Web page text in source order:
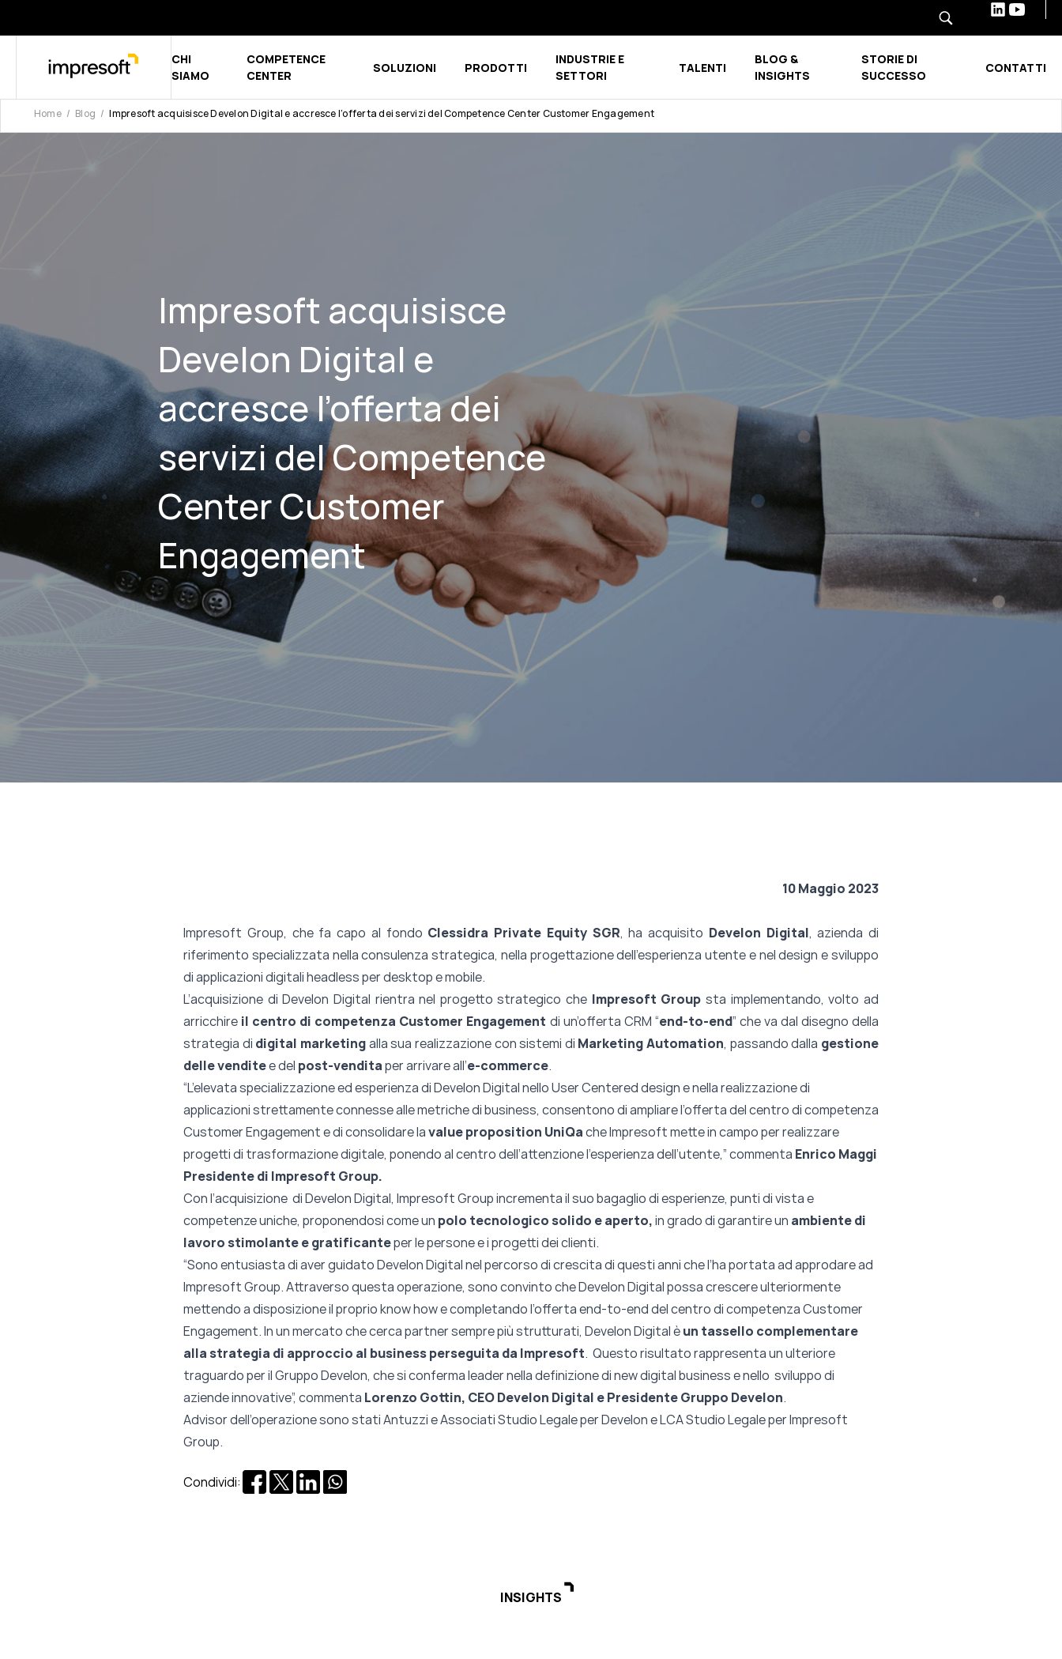
CHI
SIAMO
Show submenu for CHI SIAMO
COMPETENCE
CENTER
Show submenu for COMPETENCE CENTER
SOLUZIONI PRODOTTI Show submenu for PRODOTTI
INDUSTRIE E
SETTORI
Show submenu for INDUSTRIE E SETTORI
TALENTI
BLOG &
INSIGHTS
Show submenu for BLOG & INSIGHTS
STORIE DI
SUCCESSO
CONTATTI
Home Blog Impresoft acquisisce Develon Digital e accresce l’offerta dei servizi del Competence Center Customer Engagement
Impresoft acquisisce
Develon Digital e
accresce l’offerta dei
servizi del Competence
Center Customer
Engagement
10 Maggio 2023
Impresoft Group, che fa capo al fondo Clessidra Private Equity SGR, ha acquisito Develon Digital, azienda di
riferimento specializzata nella consulenza strategica, nella progettazione dell’esperienza utente e nel design e sviluppo
di applicazioni digitali headless per desktop e mobile.
L’acquisizione di Develon Digital rientra nel progetto strategico che Impresoft Group sta implementando, volto ad
arricchire il centro di competenza Customer Engagement di un’offerta CRM “end-to-end” che va dal disegno della
strategia di digital marketingalla sua realizzazione con sistemi di Marketing Automation, passando dalla gestione
delle venditee del post-venditaper arrivare all’e-commerce.
“L’elevata specializzazione ed esperienza di Develon Digital nello User Centered design e nella realizzazione di
applicazioni strettamente connesse alle metriche di business, consentono di ampliare l’offerta del centro di competenza
Customer Engagement e di consolidare lavalue proposition UniQache Impresoft mette in campo per realizzare
progetti di trasformazione digitale, ponendo al centro dell’attenzione l’esperienza dell’utente,” commenta Enrico Maggi
Presidente di Impresoft Group.
Con l’acquisizione di Develon Digital, Impresoft Group incrementa il suo bagaglio di esperienze, punti di vista e
competenze uniche, proponendosi come un polo tecnologico solido e aperto,in grado di garantire un ambiente di
lavoro stimolante e gratificanteper le persone e i progetti dei clienti.
“Sono entusiasta di aver guidato Develon Digital nel percorso di crescita di questi anni che l’ha portata ad approdare ad
Impresoft Group. Attraverso questa operazione, sono convinto che Develon Digital possa crescere ulteriormente
mettendo a disposizione il proprio know how e completando l’offerta end-to-end del centro di competenza Customer
Engagement. In un mercato che cerca partner sempre più strutturati, Develon Digital èun tassello complementare
alla strategia di approccio al business perseguita da Impresoft. Questo risultato rappresenta un ulteriore
traguardo per il Gruppo Develon, che si conferma leader nella definizione di new digital business e nello sviluppo di
aziende innovative”, commenta Lorenzo Gottin, CEO Develon Digital e Presidente Gruppo Develon.
Advisor dell’operazione sono stati Antuzzi e Associati Studio Legale per Develon e LCA Studio Legale per Impresoft
Group.
Condividi:
INSIGHTS